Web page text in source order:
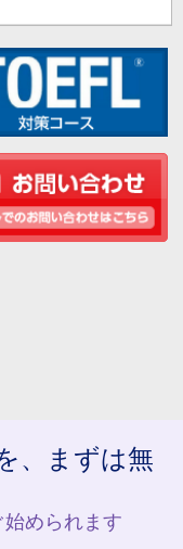
、まずは無
められます